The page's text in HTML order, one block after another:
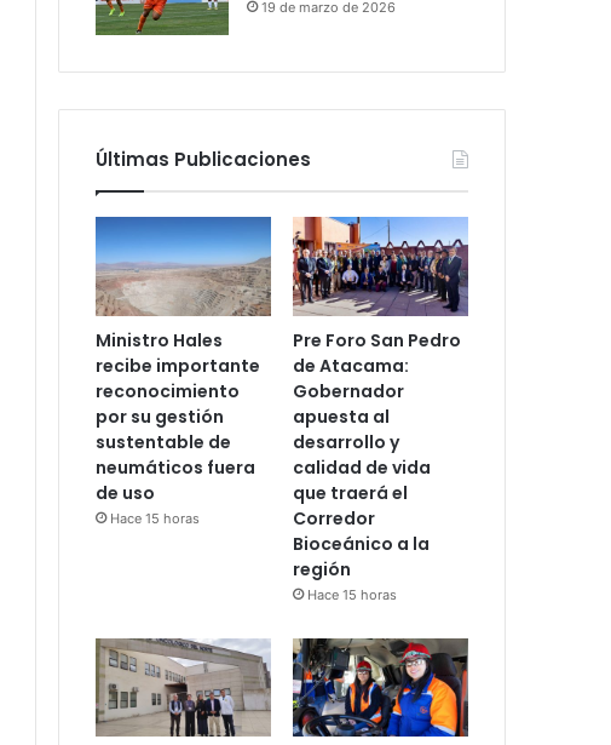
19 de marzo de 2026
Últimas Publicaciones
Ministro Hales
recibe importante
reconocimiento
por su gestión
sustentable de
neumáticos fuera
de uso
Hace 15 horas
Pre Foro San Pedro
de Atacama:
Gobernador
apuesta al
desarrollo y
calidad de vida
que traerá el
Corredor
Bioceánico a la
región
Hace 15 horas